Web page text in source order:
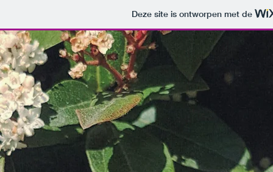
Deze site is ontworpen met de